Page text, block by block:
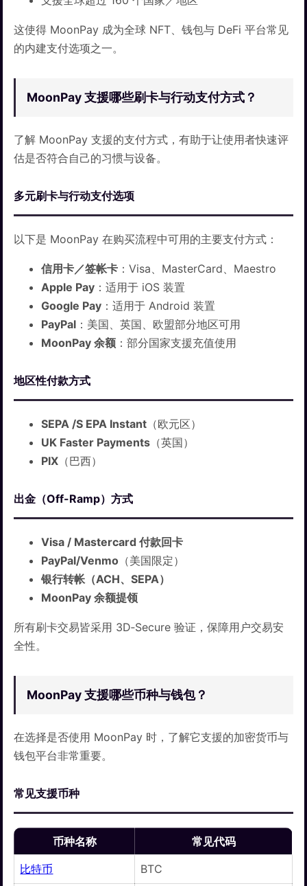
这使得 MoonPay 成为全球 NFT、钱包与 DeFi 平台常见
的内建支付选项之一。
MoonPay 支援哪些刷卡与行动支付方式？
了解 MoonPay 支援的支付方式，有助于让使用者快速评
估是否符合自己的习惯与设备。
多元刷卡与行动支付选项
以下是 MoonPay 在购买流程中可用的主要支付方式：
信用卡／签帐卡 ：Visa、MasterCard、Maestro
Apple Pay ：适用于 iOS 装置
Google Pay ：适用于 Android 装置
PayPal ：美国、英国、欧盟部分地区可用
MoonPay 余额 ：部分国家支援充值使用
地区性付款方式
SEPA /S EPA Instant （欧元区）
UK Faster Payments （英国）
PIX （巴西）
出金（Off-Ramp）方式
Visa / Mastercard 付款回卡
PayPal/Venmo （美国限定）
银行转帐（ACH、SEPA）
MoonPay 余额提领
所有刷卡交易皆采用 3D‑Secure 验证，保障用户交易安
全性。
MoonPay 支援哪些币种与钱包？
在选择是否使用 MoonPay 时，了解它支援的加密货币与
钱包平台非常重要。
常见支援币种
币种名称
常见代码
比特币
BTC